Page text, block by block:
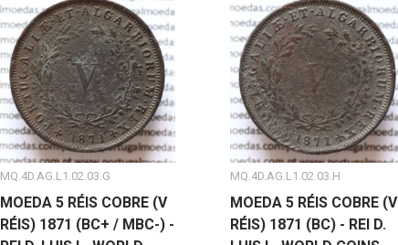
MQ.4D.AG.L1.02.03.G
MOEDA 5 RÉIS COBRE (V
RÉIS) 1871 (BC+ / MBC-) -
MQ.4D.AG.L1.02.03.H
MOEDA 5 RÉIS COBRE (V
RÉIS) 1871 (BC) - REI D.